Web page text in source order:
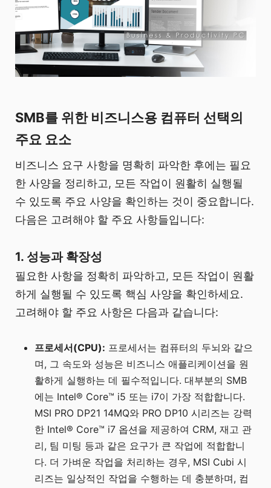
SMB를 위한 비즈니스용 컴퓨터 선택의
주요 요소
비즈니스 요구 사항을 명확히 파악한 후에는 필요
한 사양을 정리하고, 모든 작업이 원활히 실행될
수 있도록 주요 사양을 확인하는 것이 중요합니다.
다음은 고려해야 할 주요 사항들입니다:
1. 성능과 확장성
필요한 사항을 정확히 파악하고, 모든 작업이 원활
하게 실행될 수 있도록 핵심 사양을 확인하세요.
고려해야 할 주요 사항은 다음과 같습니다:
프로세서(CPU): 프로세서는 컴퓨터의 두뇌와 같으
며, 그 속도와 성능은 비즈니스 애플리케이션을 원
활하게 실행하는 데 필수적입니다. 대부분의 SMB
에는 Intel® Core™ i5 또는 i7이 가장 적합합니다.
MSI PRO DP21 14MQ와 PRO DP10 시리즈는 강력
한 Intel® Core™ i7 옵션을 제공하여 CRM, 재고 관
리, 팀 미팅 등과 같은 요구가 큰 작업에 적합합니
다. 더 가벼운 작업을 처리하는 경우, MSI Cubi 시
리즈는 일상적인 작업을 수행하는 데 충분하며, 컴